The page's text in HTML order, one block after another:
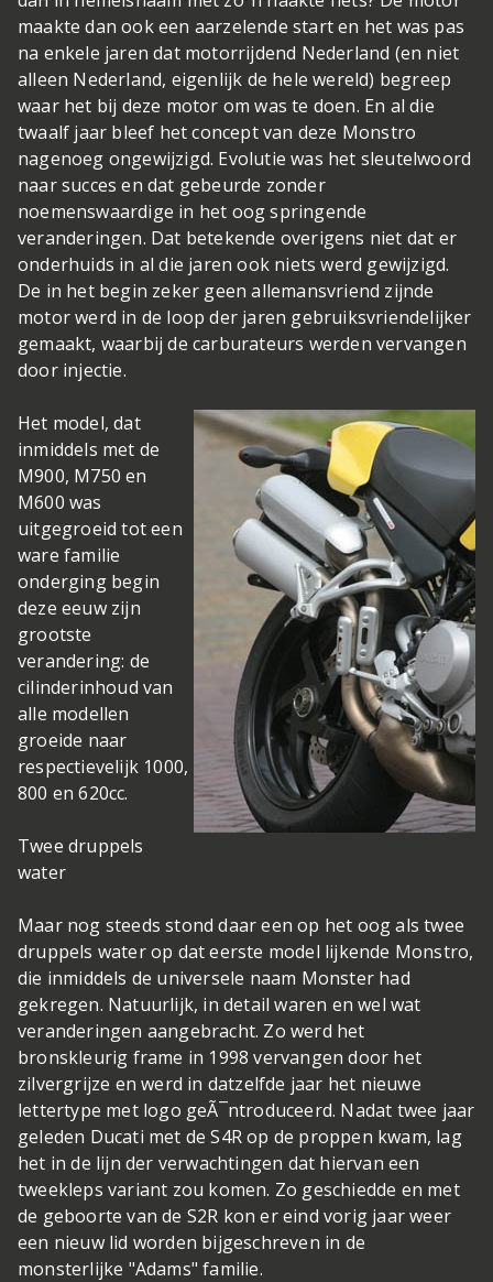
maakte dan ook een aarzelende start en het was pas
na enkele jaren dat motorrijdend Nederland (en niet
alleen Nederland, eigenlijk de hele wereld) begreep
waar het bij deze motor om was te doen. En al die
twaalf jaar bleef het concept van deze Monstro
nagenoeg ongewijzigd. Evolutie was het sleutelwoord
naar succes en dat gebeurde zonder
noemenswaardige in het oog springende
veranderingen. Dat betekende overigens niet dat er
onderhuids in al die jaren ook niets werd gewijzigd.
De in het begin zeker geen allemansvriend zijnde
motor werd in de loop der jaren gebruiksvriendelijker
gemaakt, waarbij de carburateurs werden vervangen
door injectie.
Het model, dat
inmiddels met de
M900, M750 en
M600 was
uitgegroeid tot een
ware familie
onderging begin
deze eeuw zijn
grootste
verandering: de
cilinderinhoud van
alle modellen
groeide naar
respectievelijk 1000,
800 en 620cc.
Twee druppels
water
Maar nog steeds stond daar een op het oog als twee
druppels water op dat eerste model lijkende Monstro,
die inmiddels de universele naam Monster had
gekregen. Natuurlijk, in detail waren en wel wat
veranderingen aangebracht. Zo werd het
bronskleurig frame in 1998 vervangen door het
zilvergrijze en werd in datzelfde jaar het nieuwe
lettertype met logo geÃ¯ntroduceerd. Nadat twee jaar
geleden Ducati met de S4R op de proppen kwam, lag
het in de lijn der verwachtingen dat hiervan een
tweekleps variant zou komen. Zo geschiedde en met
de geboorte van de S2R kon er eind vorig jaar weer
een nieuw lid worden bijgeschreven in de
monsterlijke "Adams" familie.